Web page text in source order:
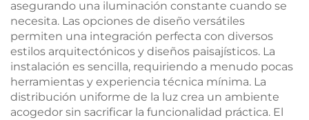
asegurando una iluminación constante cuando se
necesita. Las opciones de diseño versátiles
permiten una integración perfecta con diversos
estilos arquitectónicos y diseños paisajísticos. La
instalación es sencilla, requiriendo a menudo pocas
herramientas y experiencia técnica mínima. La
distribución uniforme de la luz crea un ambiente
acogedor sin sacrificar la funcionalidad práctica. El